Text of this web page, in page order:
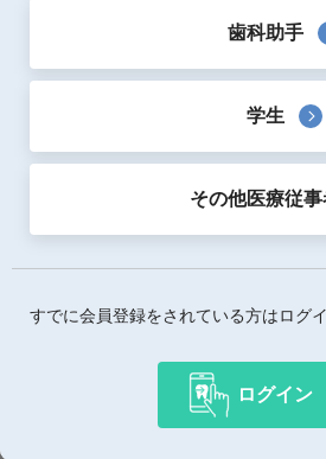
3,500
大月基弘
予防・メンテナンス
歯周治療・インプラ
定価： 19,800円(税
インプラント 歯科臨
歯科助手
学生
その他医療従事
すでに会員登録をされている方はログ
ログイン